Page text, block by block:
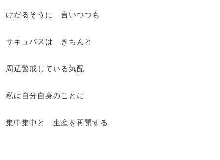
けだるそうに 言いつつも
サキュバスは きちんと
周辺警戒している気配
私は自分自身のことに
集中集中と 生産を再開する